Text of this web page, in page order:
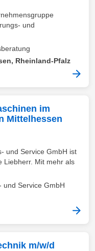
und
Rheinland-Pfalz
im
Mittelhessen
und Service GmbH ist
Liebherr. Mit mehr als
und Service GmbH
m/w/d